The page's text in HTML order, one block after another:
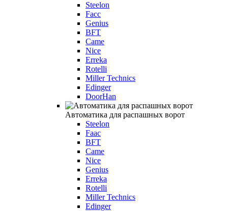
Steelon
Facc
Genius
BFT
Came
Nice
Erreka
Rotelli
Miller Technics
Edinger
DoorHan
Автоматика для распашных ворот
Steelon
Faac
BFT
Came
Nice
Genius
Erreka
Rotelli
Miller Technics
Edinger